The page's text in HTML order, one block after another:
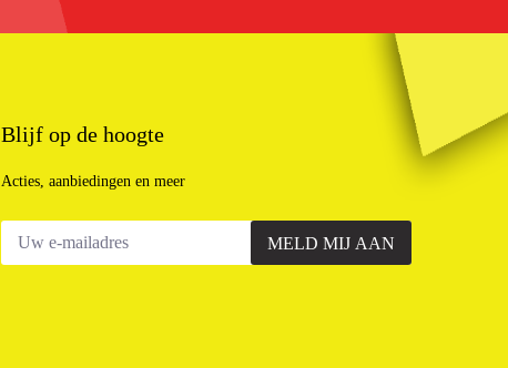
Blijf op de hoogte
Acties, aanbiedingen en meer
MELD MIJ AAN